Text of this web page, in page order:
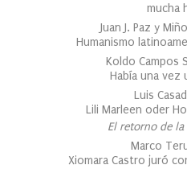
mucha
Juan J. Paz y
Humanismo
Koldo Campos
Había una vez
Luis
Lili Marleen oder
El retorno de
Marco
Xiomara Castro juró